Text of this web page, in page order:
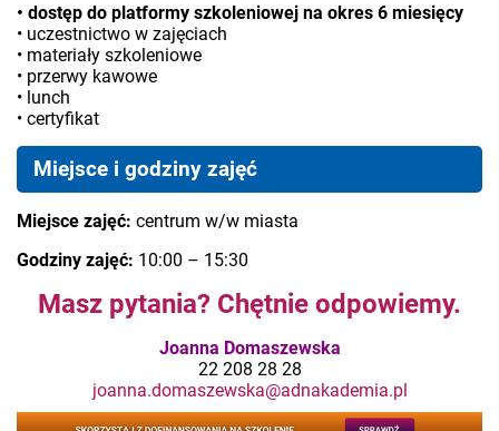
• dostęp do platformy szkoleniowej na okres 6 miesięcy
• uczestnictwo w zajęciach
• materiały szkoleniowe
• przerwy kawowe
• lunch
• certyfikat
Miejsce i godziny zajęć
Miejsce zajęć: centrum w/w miasta
Godziny zajęć: 10:00 – 15:30
Masz pytania? Chętnie odpowiemy.
Joanna Domaszewska
22 208 28 28
joanna.domaszewska@adnakademia.pl